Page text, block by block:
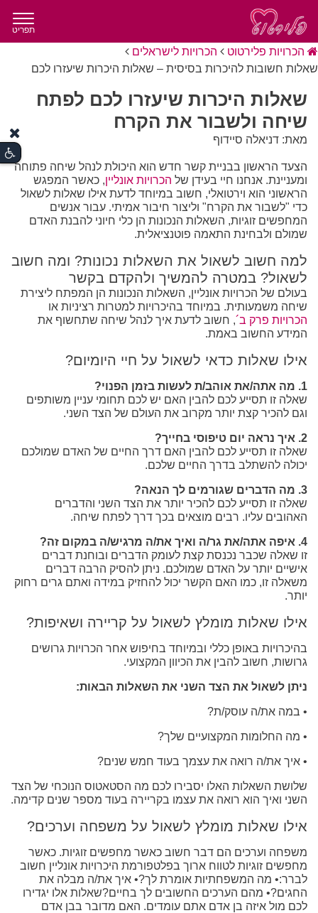
תפריט
הכרויות פלירטוט
הכרויות לישראלים
שאלות חשובות להיכרות בסיסית – שאלות היכרות שיעזרו לכם
שאלות היכרות שיעזרו לכם לפתח
שיחה ולשבור את הקרח
מאת: דניאלה סיידוף
הצעד הראשון בבניית קשר חדש הוא היכולת לנהל שיחה פתוחה
ומעניינת. אנחנו חיי בעידן של הכרויות אונליין, כאשר המפגש
הראשוני הוא וירטואלי, חשוב במיוחד לדעת אילו שאלות לשאול
כדי "לשבור את הקרח" וליצור חיבור אמיתי. עבור אנשים
המחפשים זוגיות, השאלות הנכונות הן כלי חיוני להבנת האדם
שמולם ולבחינת התאמה פוטנציאלית.
למה חשוב לשאול את השאלות נכונות? ומה חשוב
לשאול? במטרה להמשיך ולהקדם בקשר
בעולם של הכרויות אונליין, השאלות הנכונות הן המפתח ליצירת
שיחה משמעותית. במיוחד בהיכרויות למטרות רציניות או
הכרויות פרק ב´, חשוב לדעת איך לנהל שיחה שתחשוף את
המידע החשוב באמת.
אילו שאלות כדאי לשאול על חיי היומיום?
1. מה אתה/את אוהב/ת לעשות בזמן הפנוי?
שאלה זו תסייע לכם להבין האם יש לכם תחומי עניין משותפים
וגם להכיר קצת יותר מקרוב את העולם של הצד השני.
2. איך נראה יום טיפוסי בחייך?
שאלה זו תסייע לכם להבין האם דרך החיים של האדם שמולכם
יכולה להשתלב בדרך החיים שלכם.
3. מה הדברים שגורמים לך הנאה?
שאלה זו תסייע לכם להכיר יותר את הצד השני והדברים
האהובים עליו. רבים מוצאים בכך דרך לפתח שיחה.
4. איפה אתה/את גר/ה ואיך את/ה מרגיש/ה במקום זה?
זו שאלה שכבר נכנסת קצת לעומק הדברים ובוחנת דברים
אישיים יותר על האדם שמולכם. ניתן להסיק הרבה דברים
משאלה זו, כמו האם הקשר יכול להחזיק במידה ואתם גרים רחוק
יותר.
אילו שאלות מומלץ לשאול על קריירה ושאיפות?
בהיכרויות באופן כללי ובמיוחד בחיפוש אחר הכרויות גרושים
גרושות, חשוב להבין את הכיוון המקצועי.
ניתן לשאול את הצד השני את השאלות הבאות:
• במה את/ה עוסק/ת?
• מה החלומות המקצועיים שלך?
• איך את/ה רואה את עצמך בעוד חמש שנים?
שלושת השאלות האלו יסבירו לכם מה הסטאטוס הנוכחי של הצד
השני ואיך הוא רואה את עצמו בקריירה בעוד מספר שנים קדימה.
אילו שאלות מומלץ לשאול על משפחה וערכים?
משפחה וערכים הם דבר חשוב כאשר מחפשים זוגיות. כאשר
מחפשים זוגיות לטווח ארוך בפלטפורמת היכרויות אונליין חשוב
לברר:• מה המשפחתיות אומרת לך?• איך את/ה מבלה את
החגים?• מהם הערכים החשובים לך בחיים?שאלות אלו יגדירו
לכם מול איזה בן אדם אתם עומדים. האם מדובר בבן אדם